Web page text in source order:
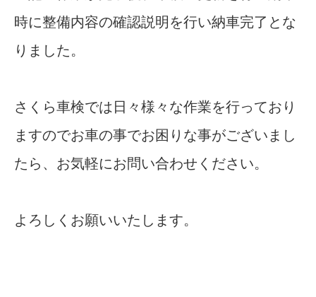
時に整備内容の確認説明を行い納車完了とな
りました。
さくら車検では日々様々な作業を行っており
ますのでお車の事でお困りな事がございまし
たら、お気軽にお問い合わせください。
よろしくお願いいたします。